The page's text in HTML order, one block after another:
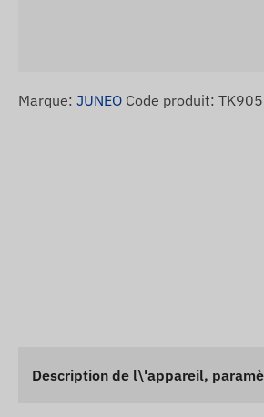
Marque: JUNEO Code produit:
Description de l\'appareil,